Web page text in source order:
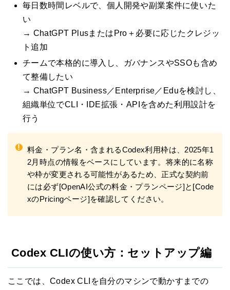
毎日数時間レベルで、個人開発や副業案件に使いた
い
→ ChatGPT PlusまたはPro＋必要に応じたクレジッ
ト追加
チームで本格的に導入し、ガバナンスやSSOも含め
て整備したい
→ ChatGPT Business／Enterprise／Eduを検討し、
組織単位でCLI・IDE拡張・APIを含めた利用設計を
行う
!
料金・プラン名・含まれるCodex利用枠は、2025年1
2月時点の情報をベースにしています。将来的に名称
や枠が変更される可能性があるため、正式な契約前
には必ず[OpenAI公式の料金・プランページ]と[Code
xのPricingページ]を確認してください。
Codex CLIの使い方：セットアップ編
ここでは、Codex CLIを自分のマシンで動かすまでの